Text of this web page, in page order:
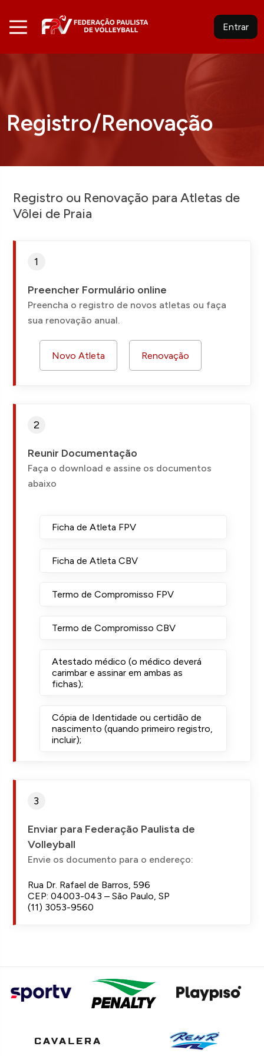
Entrar
Registro/Renovação
Registro ou Renovação para Atletas de
Vôlei de Praia
1
Preencher Formulário online
Preencha o registro de novos atletas ou faça
sua renovação anual.
Novo Atleta Renovação
2
Reunir Documentação
Faça o download e assine os documentos
abaixo
Ficha de Atleta FPV
Ficha de Atleta CBV
Termo de Compromisso FPV
Termo de Compromisso CBV
Atestado médico (o médico deverá
carimbar e assinar em ambas as
fichas);
Cópia de Identidade ou certidão de
nascimento (quando primeiro registro,
incluir);
3
Enviar para Federação Paulista de
Volleyball
Envie os documento para o endereço:
Rua Dr. Rafael de Barros, 596
CEP: 04003-043 – São Paulo, SP
(11) 3053-9560